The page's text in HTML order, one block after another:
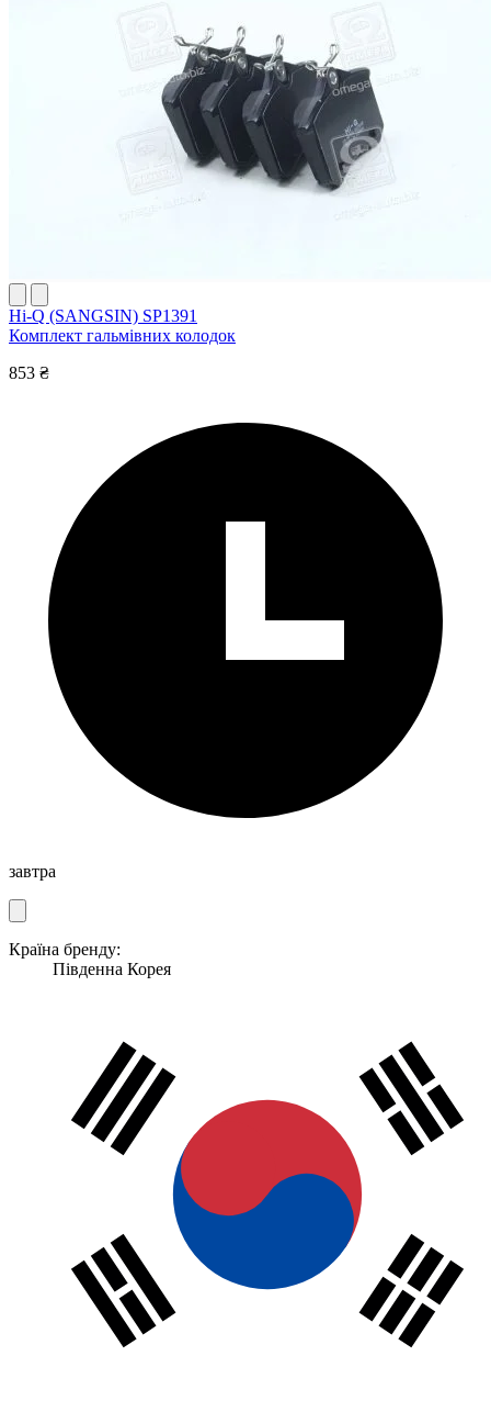
Hi-Q (SANGSIN) SP1391
Комплект гальмівних колодок
853 ₴
завтра
Країна бренду:
Південна Корея